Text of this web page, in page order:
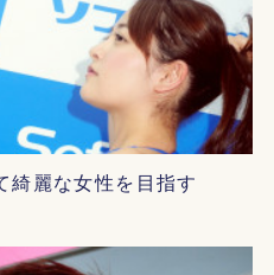
綺麗な女性を目指す